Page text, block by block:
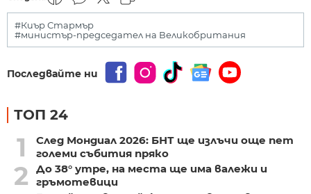
#Киър Стармър
#министър-председател на Великобритания
Последвайте ни
ТОП 24
1
След Мондиал 2026: БНТ ще излъчи още пет
големи събития пряко
2
До 38° утре, на места ще има валежи и
гръмотевици